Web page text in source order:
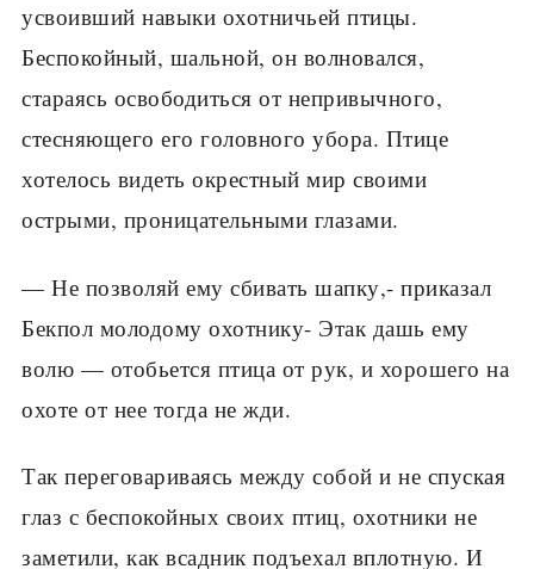
усвоивший навыки охотничьей птицы.
Беспокойный, шальной, он волновался,
стараясь освободиться от непривычного,
стесняющего его головного убора. Птице
хотелось видеть окрестный мир своими
острыми, проницательными глазами.
— Не позволяй ему сбивать шапку,- приказал
Бекпол молодому охотнику- Этак дашь ему
волю — отобьется птица от рук, и хорошего на
охоте от нее тогда не жди.
Так переговариваясь между собой и не спуская
глаз с беспокойных своих птиц, охотники не
заметили, как всадник подъехал вплотную. И